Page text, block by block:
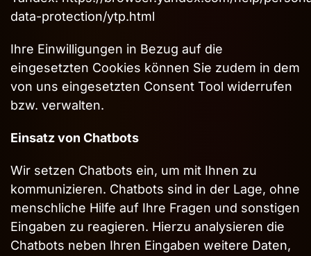
data-protection/ytp.html
Ihre Einwilligungen in Bezug auf die
eingesetzten Cookies können Sie zudem in dem
von uns eingesetzten Consent Tool widerrufen
bzw. verwalten.
Einsatz von Chatbots
Wir setzen Chatbots ein, um mit Ihnen zu
kommunizieren. Chatbots sind in der Lage, ohne
menschliche Hilfe auf Ihre Fragen und sonstigen
Eingaben zu reagieren. Hierzu analysieren die
Chatbots neben Ihren Eingaben weitere Daten,